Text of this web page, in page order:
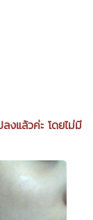
งแล้วค่ะ โดยไม่มี